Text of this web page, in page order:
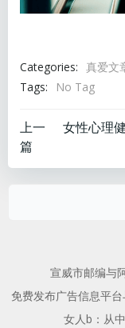
Categories: 真爱文
Tags:
No Tag
文
章
上一
篇
宣威市邮编与
免费发布广告信息平
女人b：从